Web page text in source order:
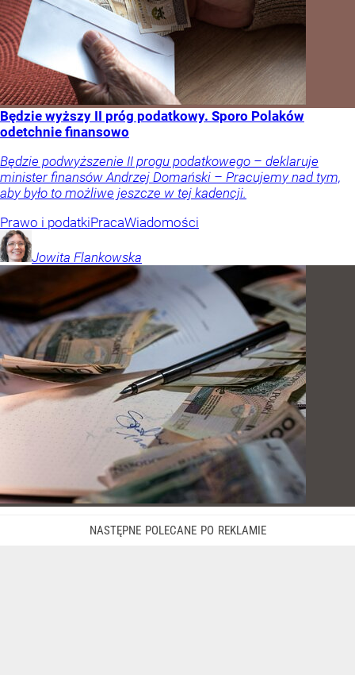
Będzie wyższy II próg podatkowy. Sporo Polaków
odetchnie finansowo
Będzie podwyższenie II progu podatkowego – deklaruje
minister finansów Andrzej Domański – Pracujemy nad tym,
aby było to możliwe jeszcze w tej kadencji.
Prawo i podatkiPracaWiadomości
Jowita Flankowska